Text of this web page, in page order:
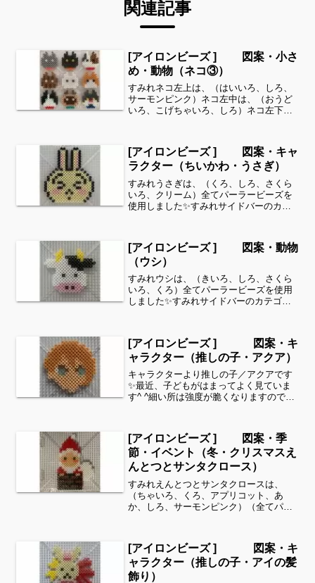
関連記事
[アイロンビーズ ] 図案・小さ
め・動物（ネコ③）
すみれネコ左上は、（はいいろ、しろ、
サーモンピンク）ネコ左中は、（おうど
いろ、こげちゃいろ、しろ）ネコ左下
ンジ）ネコ中中は、（しろ、くろ）ネコ
中下は、（こむぎいろ、こげち...
[アイロンビーズ ] 図案・キャ
ラクター（ちいかわ・うさぎ）
すみれうさぎは、（くろ、しろ、さくら
いろ、クリーム）全てパーラービーズを
使用しました✨すみれサイドバーのカテ
りましたら、他の図案もぜひ覗いてみて
ください^ ^キャラクタ...
[アイロンビーズ ] 図案・動物
（ウシ）
すみれウシは、（きいろ、しろ、さくら
いろ、くろ）全てパーラービーズを使用
しました✨すみれサイドバーのカテゴリ
したら、他の図案もぜひ覗いてみてくだ
さい^ ^動物シリーズよ...
[アイロンビーズ ] 図案・キ
ャラクター（推しの子・アクア）
キャラクターより推しの子／アクアです
✨最近、子どもがはまってよく見ていま
す^ ^細い所は強度が脆くなりますので、
うど良いようです。全部作ることが難し
い時は、ある程度の形...
[アイロンビーズ ] 図案・季
節・イベント（冬・クリスマスえ
んとつとサンタクロース）
すみれえんとつとサンタクロースは、
（ちゃいろ、くろ、アプリコット、あ
か、しろ、サーモンピンク）（全てパー
どシリーズ別に図案を見ることができま
す！お時間がありましたら、他...
[アイロンビーズ ] 図案・キ
ャラクター（推しの子・アイの髪
飾り）